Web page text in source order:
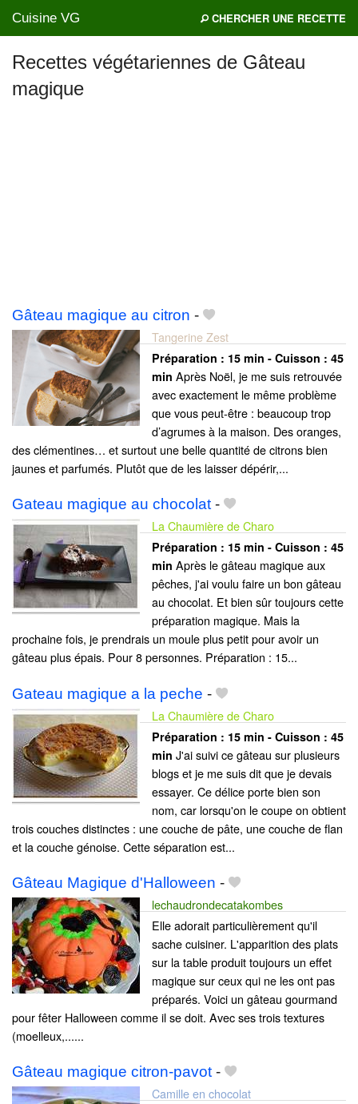
Cuisine VG CHERCHER UNE RECETTE
Mes blogs préférés
Recettes végétariennes de Gâteau
magique
Gâteau magique au citron -
Tangerine Zest
Préparation : 15 min - Cuisson : 45
min Après Noël, je me suis retrouvée
avec exactement le même problème
que vous peut-être : beaucoup trop
d’agrumes à la maison. Des oranges,
des clémentines… et surtout une belle quantité de citrons bien
jaunes et parfumés. Plutôt que de les laisser dépérir,...
Gateau magique au chocolat-
La Chaumière de Charo
Préparation : 15 min - Cuisson : 45
min Après le gâteau magique aux
pêches, j'ai voulu faire un bon gâteau
au chocolat. Et bien sûr toujours cette
préparation magique. Mais la
prochaine fois, je prendrais un moule plus petit pour avoir un
gâteau plus épais. Pour 8 personnes. Préparation : 15...
Gateau magique a la peche -
La Chaumière de Charo
Préparation : 15 min - Cuisson : 45
min J'ai suivi ce gâteau sur plusieurs
blogs et je me suis dit que je devais
essayer. Ce délice porte bien son
nom, car lorsqu'on le coupe on obtient
trois couches distinctes : une couche de pâte, une couche de flan
et la couche génoise. Cette séparation est...
Gâteau Magique d'Halloween -
lechaudrondecatakombes
Elle adorait particulièrement qu'il
sache cuisiner. L'apparition des plats
sur la table produit toujours un effet
magique sur ceux qui ne les ont pas
préparés. Voici un gâteau gourmand
pour fêter Halloween comme il se doit. Avec ses trois textures
(moelleux,......
Gâteau magique citron-pavot -
Camille en chocolat